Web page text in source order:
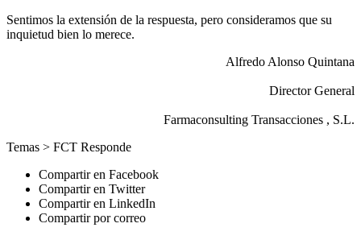
Sentimos la extensión de la respuesta, pero consideramos que su
inquietud bien lo merece.
Alfredo Alonso Quintana
Director General
Farmaconsulting Transacciones , S.L.
Temas > FCT Responde
Compartir en Facebook
Compartir en Twitter
Compartir en LinkedIn
Compartir por correo